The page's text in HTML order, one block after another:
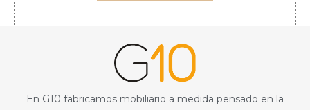
En G10 fabricamos mobiliario a medida pensado en la